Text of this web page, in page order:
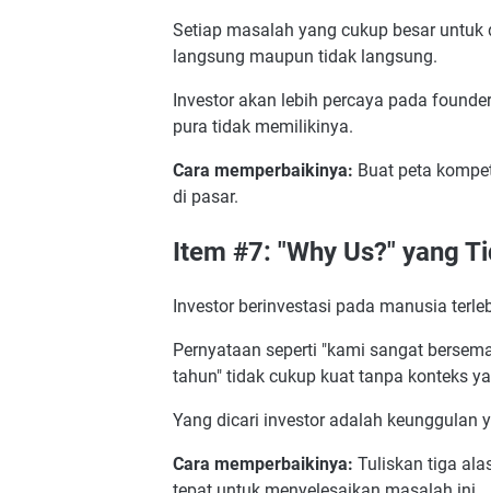
Setiap masalah yang cukup besar
langsung maupun tidak langsung.
Investor akan lebih percaya pada
pura tidak memilikinya.
Cara memperbaikinya: Buat peta
di pasar.
Item #7: "Why Us?" yang
Investor berinvestasi pada manusia
Pernyataan seperti "kami sangat
tahun" tidak cukup kuat tanpa konteks
Yang dicari investor adalah keunggulan
Cara memperbaikinya: Tuliskan tiga